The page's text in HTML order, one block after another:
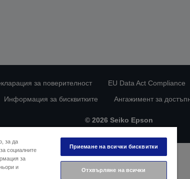
за поверителност EU Data Act Compliance
Информация за бисквитките
Ангажимент за
© 2026 Seiko Epson
за да
социалните
за
и
Приемане на всички бисквитки
Отхвърляне на всички